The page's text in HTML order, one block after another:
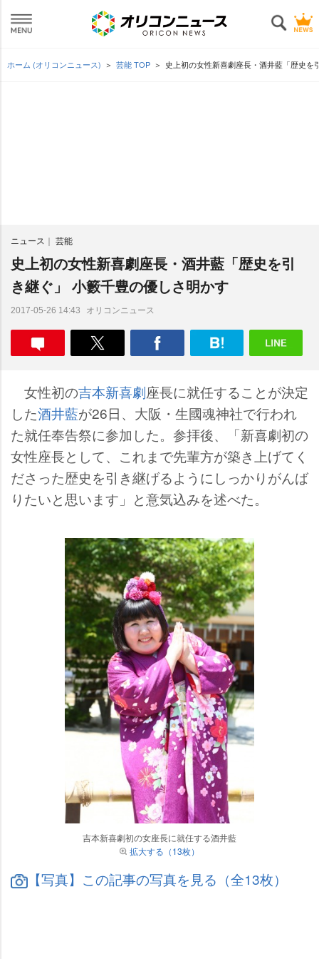
ホーム (オリコンニュース) 芸能 TOP 史上初の女性新喜劇座長・酒井藍「歴史
ニュース 芸能
史上初の女性新喜劇座長・酒井藍「歴史を引
き継ぐ」 小籔千豊の優しさ明かす
2017-05-26 14:43 オリコンニュース
女性初の吉本新喜劇座長に就任することが決定
した酒井藍が26日、大阪・生國魂神社で行われ
た就任奉告祭に参加した。参拝後、「新喜劇初の
女性座長として、これまで先輩方が築き上げてく
ださった歴史を引き継げるようにしっかりがんば
りたいと思います」と意気込みを述べた。
吉本新喜劇初の女座長に就任する酒井藍
拡大する（13枚）
【写真】この記事の写真を見る（全13枚）